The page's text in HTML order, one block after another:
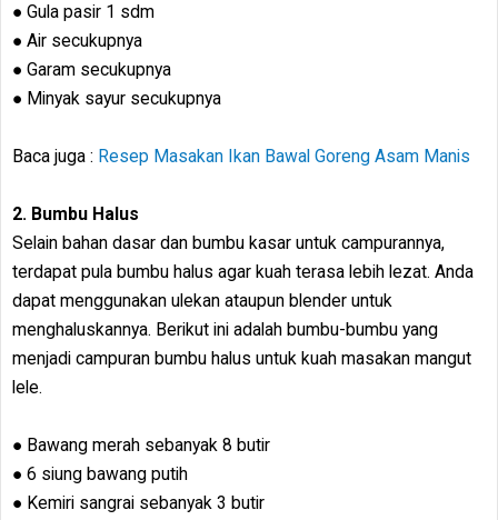
● Gula pasir 1 sdm
● Air secukupnya
● Garam secukupnya
● Minyak sayur secukupnya
Baca juga : Resep Masakan Ikan Bawal Goreng Asam Manis
2. Bumbu Halus
Selain bahan dasar dan bumbu kasar untuk campurannya,
terdapat pula bumbu halus agar kuah terasa lebih lezat. Anda
dapat menggunakan ulekan ataupun blender untuk
menghaluskannya. Berikut ini adalah bumbu-bumbu yang
menjadi campuran bumbu halus untuk kuah masakan mangut
lele.
● Bawang merah sebanyak 8 butir
● 6 siung bawang putih
● Kemiri sangrai sebanyak 3 butir